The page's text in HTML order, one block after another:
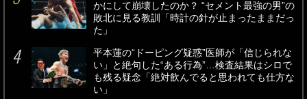
かにして崩壊したのか？ “セメント最強の男”の
敗北に見る教訓「時計の針が止まったままだっ
た」
平本蓮の“ドーピング疑惑”医師が「信じられな
い」と絶句した“ある行為”…検査結果はシロで
も残る疑念「絶対飲んでると思われても仕方な
い」